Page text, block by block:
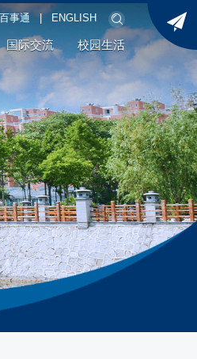
百事通 | ENGLISH
国际交流 校园生活